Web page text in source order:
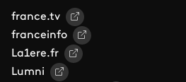
france.tv
franceinfo
La1ere.fr
Lumni